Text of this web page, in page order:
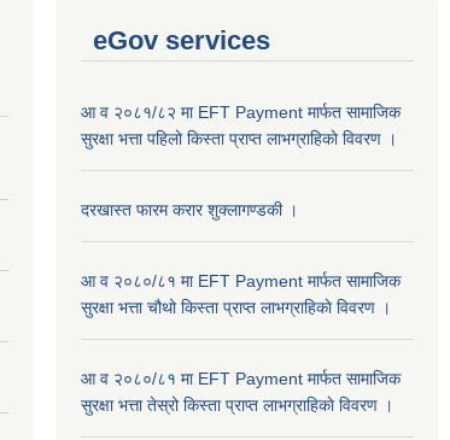
eGov services
आ व २०८१/८२ मा EFT Payment मार्फत सामाजिक
सुरक्षा भत्ता पहिलो किस्ता प्राप्त लाभग्राहिकाे विवरण ।
दरखास्त फारम करार शुक्लागण्डकी ।
आ व २०८०/८१ मा EFT Payment मार्फत सामाजिक
सुरक्षा भत्ता चौथो किस्ता प्राप्त लाभग्राहिकाे विवरण ।
आ व २०८०/८१ मा EFT Payment मार्फत सामाजिक
सुरक्षा भत्ता तेस्रो किस्ता प्राप्त लाभग्राहिकाे विवरण ।